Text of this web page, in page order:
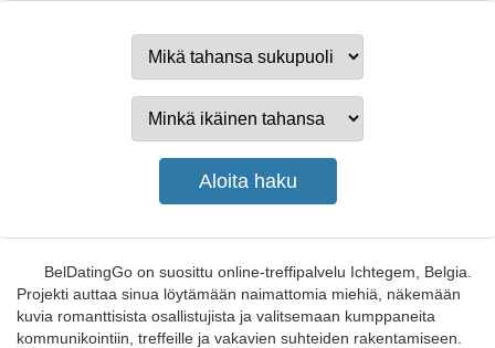
BelDatingGo on suosittu online-treffipalvelu Ichtegem, Belgia.
Projekti auttaa sinua löytämään naimattomia miehiä, näkemään
kuvia romanttisista osallistujista ja valitsemaan kumppaneita
kommunikointiin, treffeille ja vakavien suhteiden rakentamiseen.